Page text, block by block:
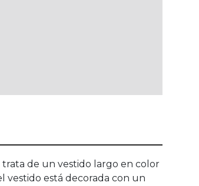
trata de un vestido largo en color
vestido está decorada con un